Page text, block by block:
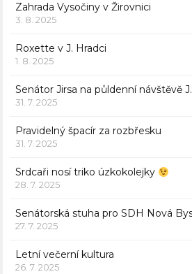
Zahrada Vysočiny v Žirovnici
3. 8. 2025
Roxette v J. Hradci
1. 8. 2025
Senátor Jirsa na půldenní návštěvě
31. 7. 2025
Pravidelný špacír za rozbřesku
31. 7. 2025
Srdcaři nosí triko úzkokolejky
28. 7. 2025
Senátorská stuha pro SDH Nová
27. 7. 2025
Letní večerní kultura
26. 7. 2025